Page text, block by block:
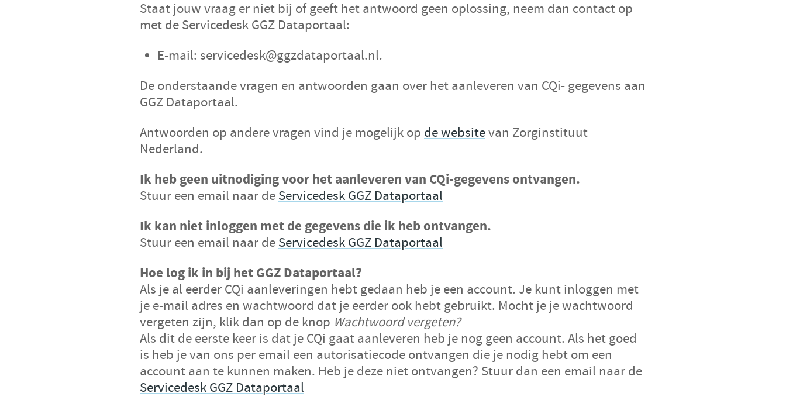
Staat jouw vraag er niet bij of geeft het antwoord geen oplossing, neem dan contact op
met de Servicedesk GGZ Dataportaal:
E-mail: servicedesk@ggzdataportaal.nl.
De onderstaande vragen en antwoorden gaan over het aanleveren van CQi- gegevens aan
GGZ Dataportaal.
Antwoorden op andere vragen vind je mogelijk op de websitevan Zorginstituut
Nederland.
Ik heb geen uitnodiging voor het aanleveren van CQi-gegevens ontvangen.
Stuur een email naar de Servicedesk GGZ Dataportaal
Ik kan niet inloggen met de gegevens die ik heb ontvangen.
Stuur een email naar de Servicedesk GGZ Dataportaal
Hoe log ik in bij het GGZ Dataportaal?
Als je al eerder CQi aanleveringen hebt gedaan heb je een account. Je kunt inloggen met
je e-mail adres en wachtwoord dat je eerder ook hebt gebruikt. Mocht je je wachtwoord
vergeten zijn, klik dan op de knop Wachtwoord vergeten?
Als dit de eerste keer is dat je CQi gaat aanleveren heb je nog geen account. Als het goed
is heb je van ons per email een autorisatiecode ontvangen die je nodig hebt om een
account aan te kunnen maken. Heb je deze niet ontvangen? Stuur dan een email naar de
Servicedesk GGZ Dataportaal